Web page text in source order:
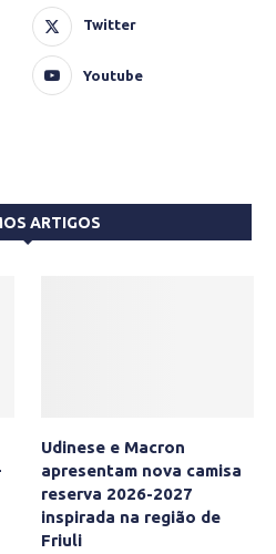
Twitter
Youtube
ARTIGOS
Udinese e Macron
apresentam nova camisa
reserva 2026-2027
inspirada na região de
Friuli